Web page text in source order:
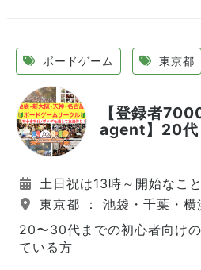
ボードゲーム 東京都
【登録者
agent】20
土日祝は13時～開始なこ
東京都 ： 池袋・千葉・
20〜30代までの初心者向け
ている方